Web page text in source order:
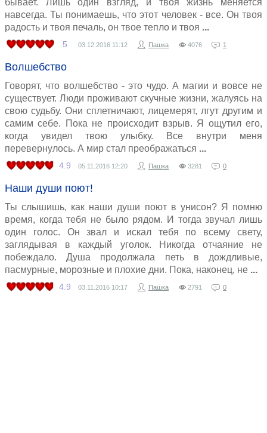
бывает. Лишь один взгляд, и твоя жизнь меняется
навсегда. Ты понимаешь, что этот человек - все. Он твоя
радость и твоя печаль, он твое тепло и твоя
5 03.12.2016 11:12 Пашка 4076 1
Волшебство
Говорят, что волшебство - это чудо. А магии и вовсе не
существует. Люди проживают скучные жизни, жалуясь на
свою судьбу. Они сплетничают, лицемерят, лгут другим и
самим себе. Пока не происходит взрыв. Я ощутил его,
когда увидел твою улыбку. Все внутри меня
перевернулось. А мир стал преображаться
4.9 05.11.2016 12:20 Пашка 3281 0
Наши души поют!
Ты слышишь, как наши души поют в унисон? Я помню
время, когда тебя не было рядом. И тогда звучал лишь
один голос. Он звал и искал тебя по всему свету,
заглядывая в каждый уголок. Никогда отчаяние не
побеждало. Душа продолжала петь в дождливые,
пасмурные, морозные и плохие дни. Пока, наконец, не
4.9 03.11.2016 10:17 Пашка 2791 0